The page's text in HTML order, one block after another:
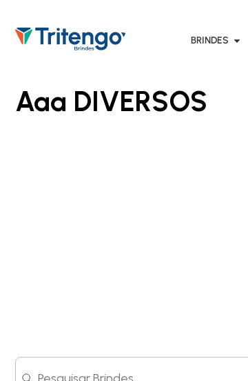
BRINDES
Aaa DIVERSOS
Search
Search content